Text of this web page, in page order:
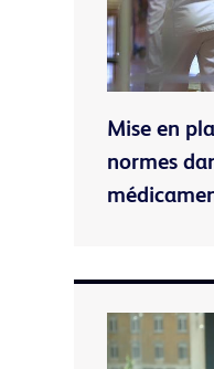
Mise en
normes